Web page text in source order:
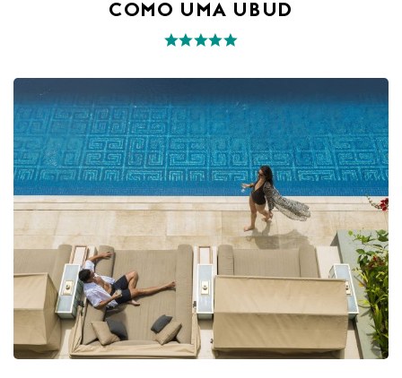
COMO UMA UBUD